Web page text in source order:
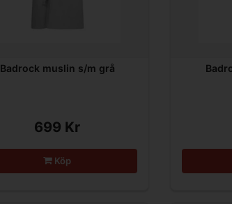
Badrock muslin s/m grå
699 Kr
Köp